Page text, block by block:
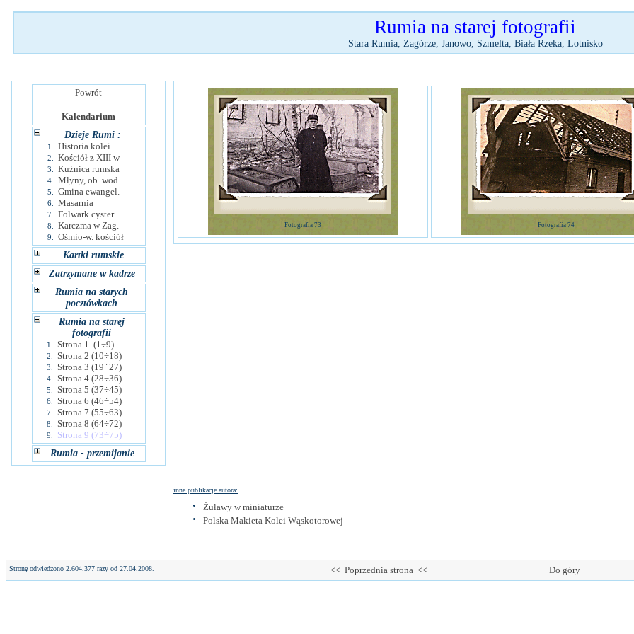
Rumia na starej fotografii
Stara Rumia, Zagórze, Janowo, Szmelta, Biała Rzeka, Lotnisko
Powrót
Kalendarium
Dzieje Rumi :
1. Historia kolei
2. Kościół z XIII w
3. Kuźnica rumska
4. Młyny, ob. wod.
5. Gmina ewangel.
6. Masarnia
7. Folwark cyster.
8. Karczma w Zag.
9.
Ośmio-w. kościół
Kartki rumskie
Zatrzymane w kadrze
Rumia na starych
pocztówkach
Rumia na starej
fotografii
1. Strona 1 (1÷9)
2. Strona 2 (10÷18)
3. Strona 3 (19÷27)
4. Strona 4 (28÷36)
5. Strona 5 (37÷45)
6. Strona 6 (46÷54)
7. Strona 7 (55÷63)
8. Strona 8 (64÷72)
9.
Strona 9 (73÷75)
Rumia - przemijanie
Fotografia 73 Fotografia 74
inne publikacje autora:
Żuławy w miniaturze
Polska Makieta Kolei Wąskotorowej
Stronę odwiedzono 2.604.377 razy od 27.04.2008. << Poprzednia strona << Do góry